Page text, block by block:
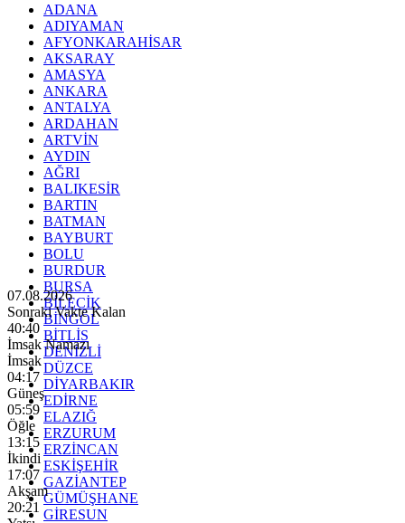
ADANA
ADIYAMAN
AFYONKARAHİSAR
AKSARAY
AMASYA
ANKARA
ANTALYA
ARDAHAN
ARTVİN
AYDIN
AĞRI
BALIKESİR
BARTIN
BATMAN
BAYBURT
BOLU
BURDUR
BURSA
BİLECİK
BİNGÖL
BİTLİS
DENİZLİ
DÜZCE
DİYARBAKIR
EDİRNE
ELAZIĞ
ERZURUM
ERZİNCAN
ESKİŞEHİR
GAZİANTEP
GÜMÜŞHANE
GİRESUN
07.08.2026
Sonraki Vakte Kalan
40:38
İmsak Namazı
İmsak
04:17
Güneş
05:59
Öğle
13:15
İkindi
17:07
Akşam
20:21